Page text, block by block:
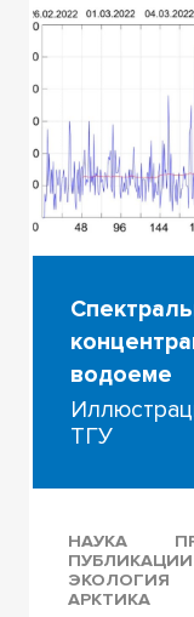
водоеме
ТГУ
НАУКА
ПУБЛИКАЦИИ
ЭКОЛОГИЯ
АРКТИКА